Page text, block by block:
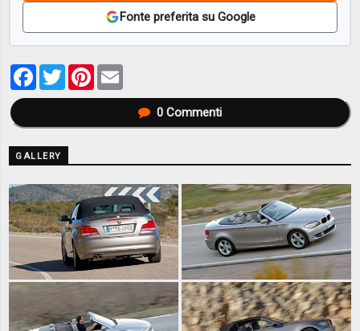
Fonte preferita su Google
Facebook
TwitterPinterest
0Commenti
GALLERY